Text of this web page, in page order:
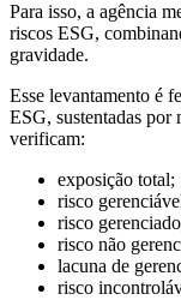
Para isso, a agência
riscos ESG,
gravidade.
Esse levantamento é
ESG, sustentadas por
verificam:
exposição total;
risco
risco
risco não
lacuna de
risco